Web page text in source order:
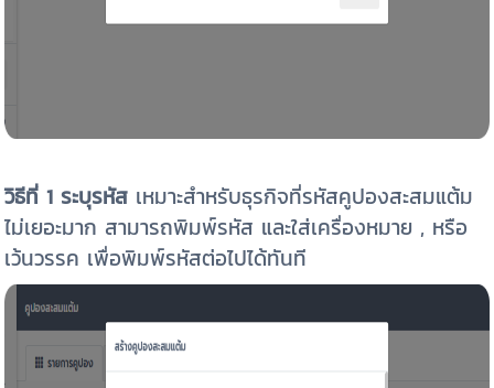
วิธีที่ 1 ระบุรหัส เหมาะสำหรับธุรกิจที่รหัสคูปองสะสมแต้ม
ไม่เยอะมาก สามารถพิมพ์รหัส และใส่เครื่องหมาย , หรือ
เว้นวรรค เพื่อพิมพ์รหัสต่อไปได้ทันที